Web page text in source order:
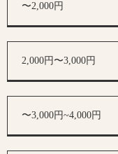
〜2,000円
2,000円〜3,000円
〜3,000円~4,000円